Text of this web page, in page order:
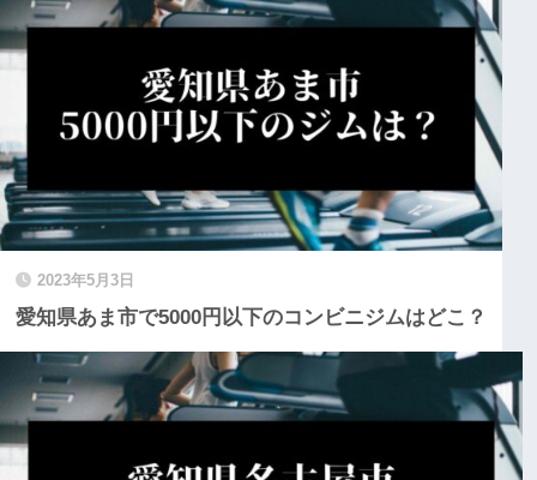
2023年5月3日
愛知県あま市で5000円以下のコンビニジムはどこ？